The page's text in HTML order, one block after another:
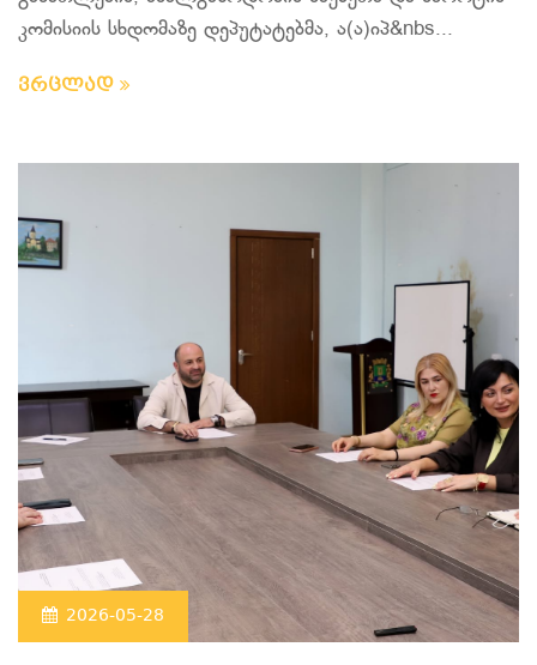
კომისიის სხდომაზე დეპუტატებმა, ა(ა)იპ&nbs...
ვრცლად
2026-05-28